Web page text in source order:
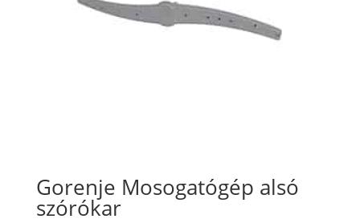
Gorenje Mosogatógép alsó
szórókar